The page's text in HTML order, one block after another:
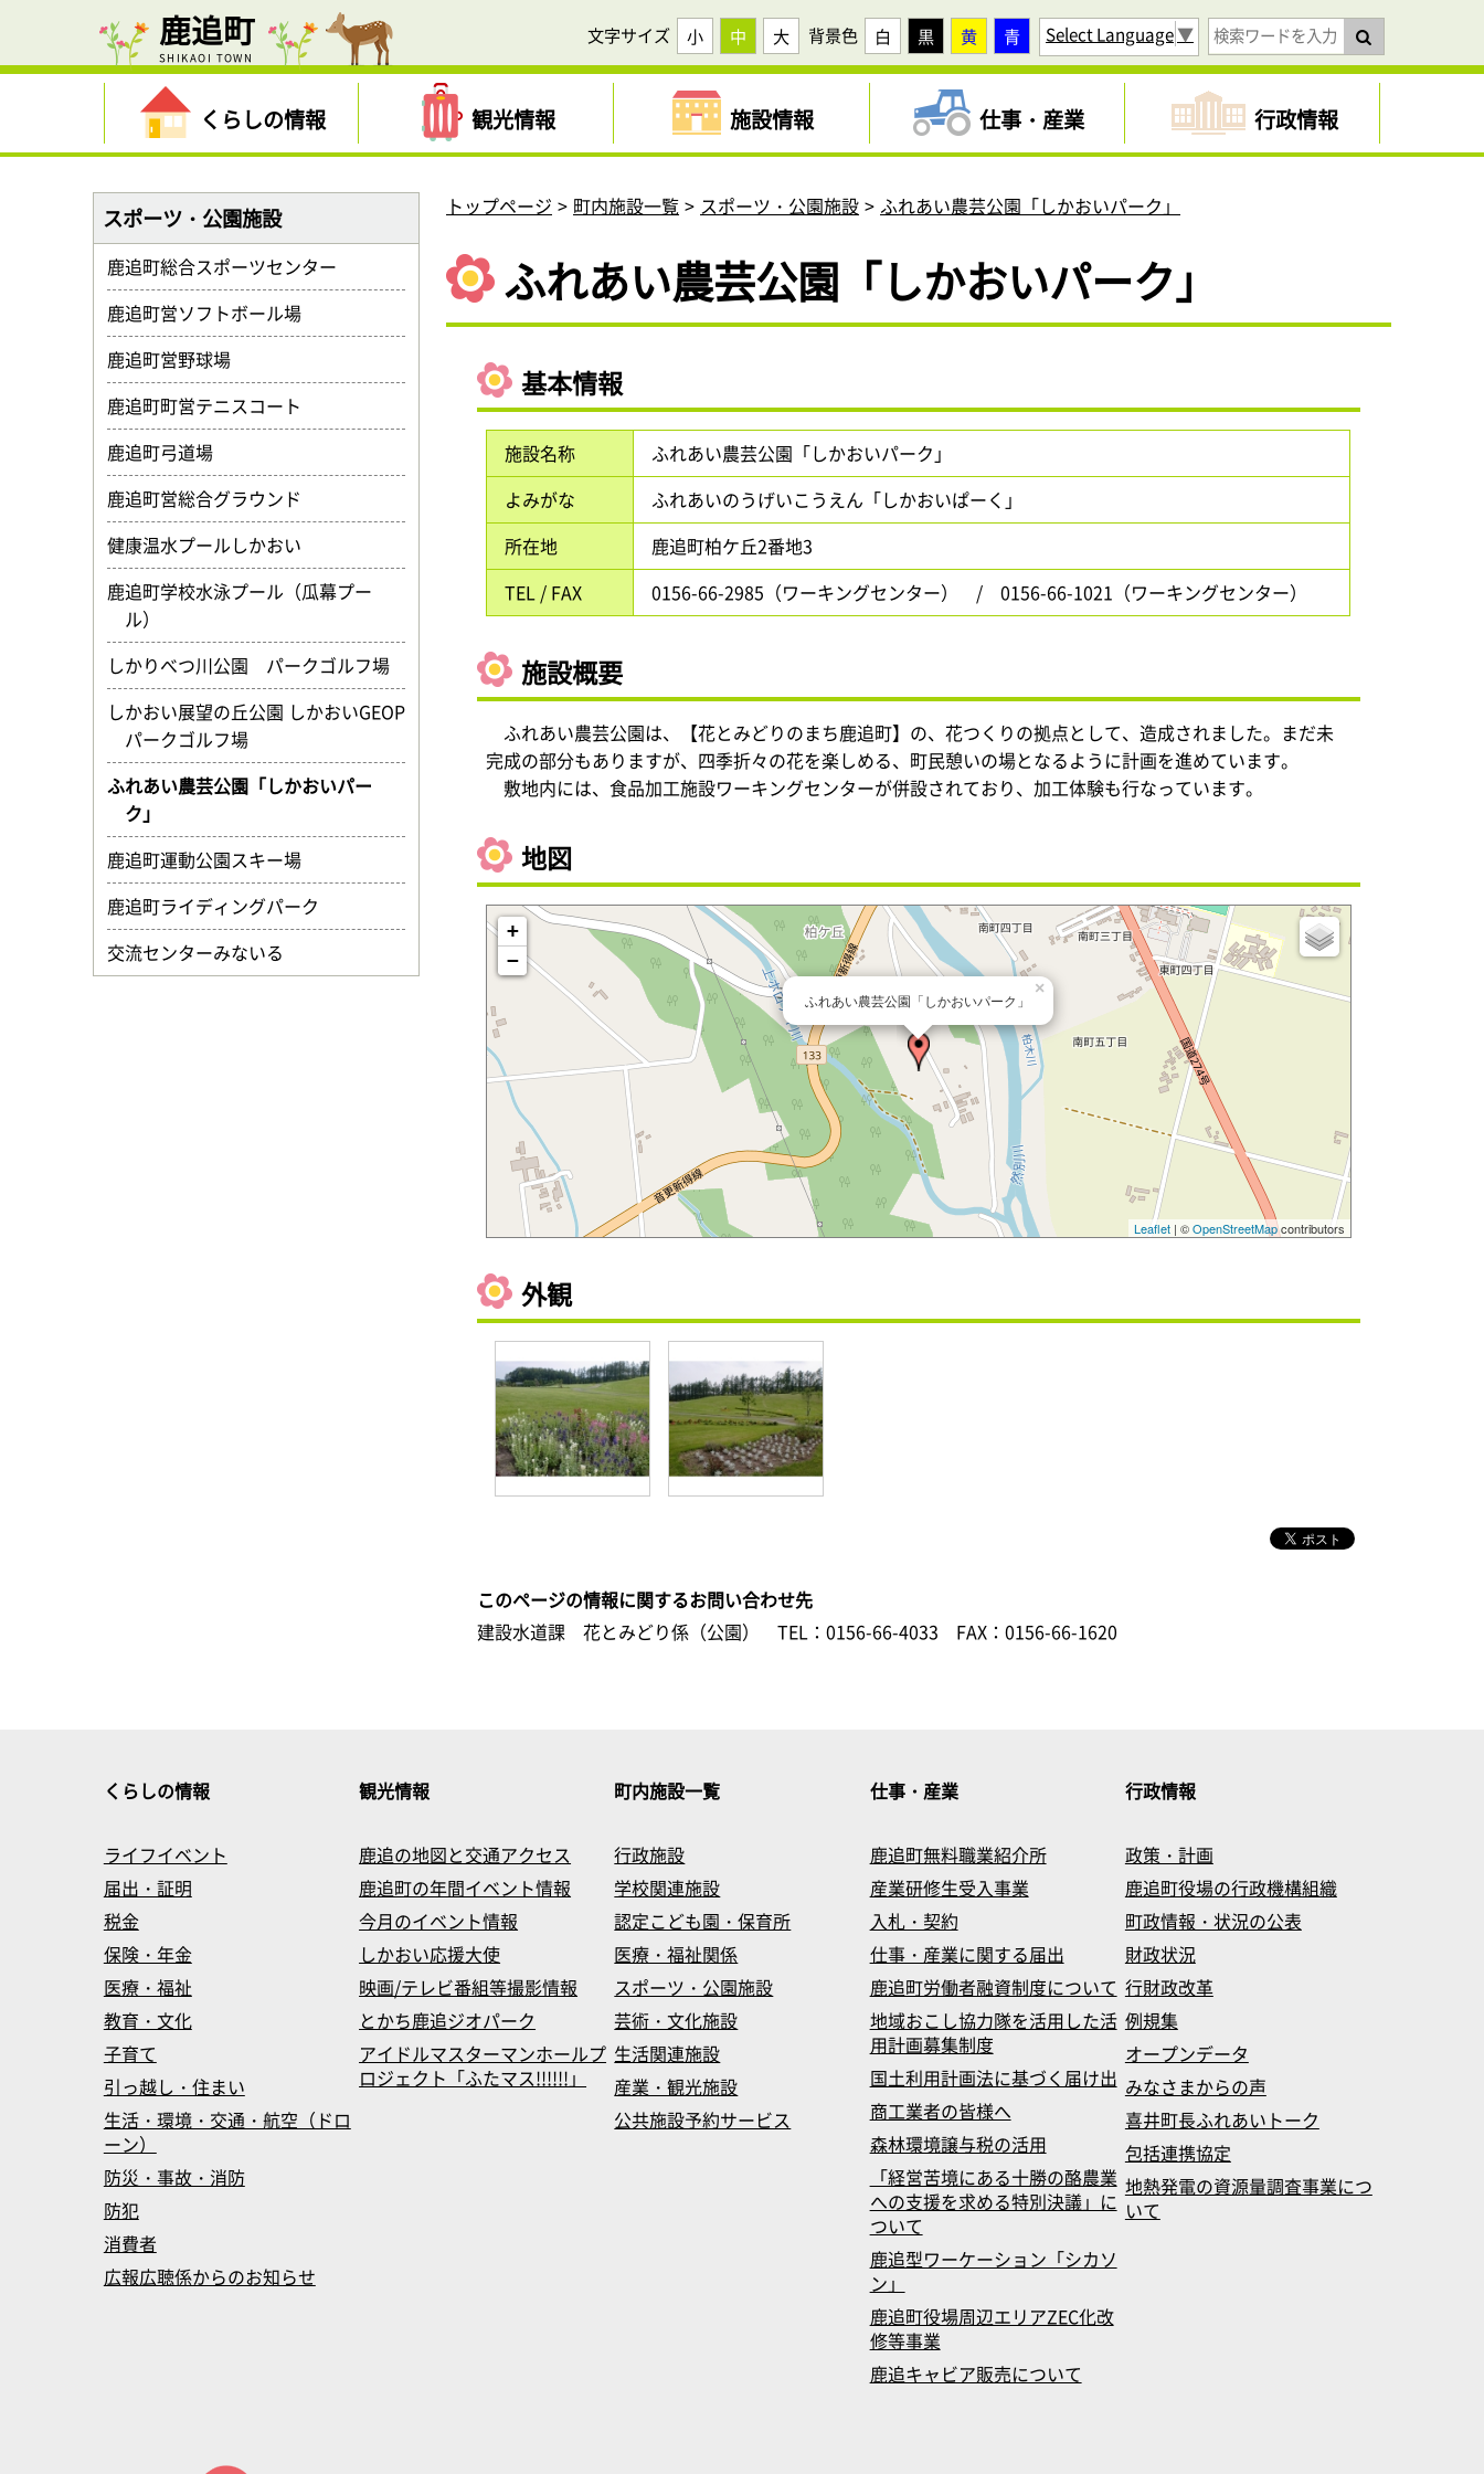
鹿追町
SHIKAOI TOWN
文字サイズ 小 中 大 背景色 白 黒 黄 青 Select Language▼
くらしの情報 観光情報 施設情報 仕事・産業 行政情報
トップページ 町内施設一覧 スポーツ・公園施設 ふれあい農芸公園「しかおいパーク」
ふれあい農芸公園「しかおいパーク」
基本情報
施設名称
ふれあい農芸公園「しかおいパーク」
よみがな
ふれあいのうげいこうえん「しかおいぱーく」
所在地
鹿追町柏ケ丘2番地3
TEL / FAX
0156-66-2985（ワーキングセンター） / 0156-66-1021（ワーキングセンター）
施設概要
ふれあい農芸公園は、【花とみどりのまち鹿追町】の、花つくりの拠点として、造成されました。まだ未
完成の部分もありますが、四季折々の花を楽しめる、町民憩いの場となるように計画を進めています。
敷地内には、食品加工施設ワーキングセンターが併設されており、加工体験も行なっています。
地図
ふれあい農芸公園「しかおいパーク」
×
+
−
Leaflet| ©OpenStreetMapcontributors
外観
このページの情報に関するお問い合わせ先
建設水道課 花とみどり係（公園）
TEL：0156-66-4033 FAX：0156-66-1620
スポーツ・公園施設
鹿追町総合スポーツセンター
鹿追町営ソフトボール場
鹿追町営野球場
鹿追町町営テニスコート
鹿追町弓道場
鹿追町営総合グラウンド
健康温水プールしかおい
鹿追町学校水泳プール（瓜幕プー
ル）
しかりべつ川公園 パークゴルフ場
しかおい展望の丘公園 しかおいGEOP
パークゴルフ場
ふれあい農芸公園「しかおいパー
ク」
鹿追町運動公園スキー場
鹿追町ライディングパーク
交流センターみないる
くらしの情報
ライフイベント
届出・証明
税金
保険・年金
医療・福祉
教育・文化
子育て
引っ越し・住まい
生活・環境・交通・航空（ドロ
ーン）
防災・事故・消防
防犯
消費者
広報広聴係からのお知らせ
観光情報
鹿追の地図と交通アクセス
鹿追町の年間イベント情報
今月のイベント情報
しかおい応援大使
映画/テレビ番組等撮影情報
とかち鹿追ジオパーク
アイドルマスターマンホールプ
ロジェクト「ふたマス!!!!!!」
町内施設一覧
行政施設
学校関連施設
認定こども園・保育所
医療・福祉関係
スポーツ・公園施設
芸術・文化施設
生活関連施設
産業・観光施設
公共施設予約サービス
仕事・産業
鹿追町無料職業紹介所
産業研修生受入事業
入札・契約
仕事・産業に関する届出
鹿追町労働者融資制度について
地域おこし協力隊を活用した活
用計画募集制度
国土利用計画法に基づく届け出
商工業者の皆様へ
森林環境譲与税の活用
「経営苦境にある十勝の酪農業
への支援を求める特別決議」に
ついて
鹿追型ワーケーション「シカソ
ン」
鹿追町役場周辺エリアZEC化改
修等事業
鹿追キャビア販売について
行政情報
政策・計画
鹿追町役場の行政機構組織
町政情報・状況の公表
財政状況
行財政改革
例規集
オープンデータ
みなさまからの声
喜井町長ふれあいトーク
包括連携協定
地熱発電の資源量調査事業につ
いて